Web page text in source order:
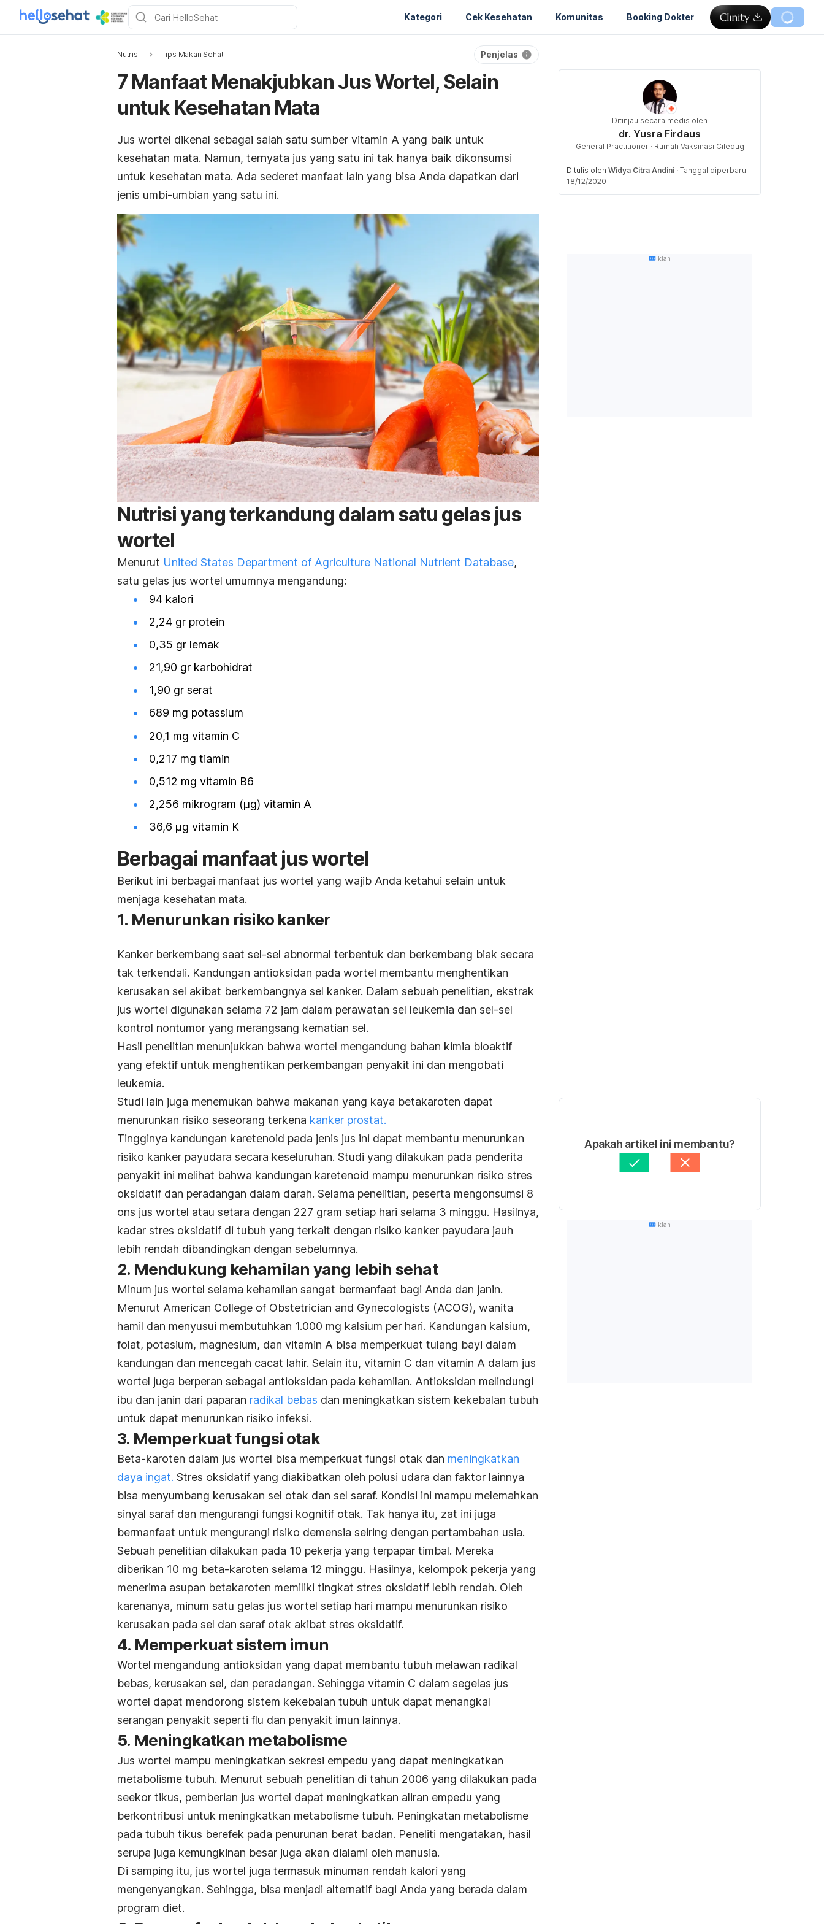
Kategori Cek Kesehatan Komunitas Booking Dokter
Nutrisi Tips Makan Sehat Penjelas
7 Manfaat Menakjubkan Jus Wortel, Selain
untuk Kesehatan Mata
Jus wortel dikenal sebagai salah satu sumber vitamin A yang baik untuk
kesehatan mata. Namun, ternyata jus yang satu ini tak hanya baik dikonsumsi
untuk kesehatan mata. Ada sederet manfaat lain yang bisa Anda dapatkan dari
jenis umbi-umbian yang satu ini.
Nutrisi yang terkandung dalam satu gelas jus
wortel
Menurut United States Department of Agriculture National Nutrient Database,
satu gelas jus wortel umumnya mengandung:
94 kalori
2,24 gr protein
0,35 gr lemak
21,90 gr karbohidrat
1,90 gr serat
689 mg potassium
20,1 mg vitamin C
0,217 mg tiamin
0,512 mg vitamin B6
2,256 mikrogram (μg) vitamin A
36,6 μg vitamin K
Berbagai manfaat jus wortel
Berikut ini berbagai manfaat jus wortel yang wajib Anda ketahui selain untuk
menjaga kesehatan mata.
1. Menurunkan risiko kanker
Kanker berkembang saat sel-sel abnormal terbentuk dan berkembang biak secara
tak terkendali. Kandungan antioksidan pada wortel membantu menghentikan
kerusakan sel akibat berkembangnya sel kanker. Dalam sebuah penelitian, ekstrak
jus wortel digunakan selama 72 jam dalam perawatan sel leukemia dan sel-sel
kontrol nontumor yang merangsang kematian sel.
Hasil penelitian menunjukkan bahwa wortel mengandung bahan kimia bioaktif
yang efektif untuk menghentikan perkembangan penyakit ini dan mengobati
leukemia.
Studi lain juga menemukan bahwa makanan yang kaya betakaroten dapat
menurunkan risiko seseorang terkena kanker prostat.
Tingginya kandungan karetenoid pada jenis jus ini dapat membantu menurunkan
risiko kanker payudara secara keseluruhan. Studi yang dilakukan pada penderita
penyakit ini melihat bahwa kandungan karetenoid mampu menurunkan risiko stres
oksidatif dan peradangan dalam darah. Selama penelitian, peserta mengonsumsi 8
ons jus wortel atau setara dengan 227 gram setiap hari selama 3 minggu. Hasilnya,
kadar stres oksidatif di tubuh yang terkait dengan risiko kanker payudara jauh
lebih rendah dibandingkan dengan sebelumnya.
2. Mendukung kehamilan yang lebih sehat
Minum jus wortel selama kehamilan sangat bermanfaat bagi Anda dan janin.
Menurut American College of Obstetrician and Gynecologists (ACOG), wanita
hamil dan menyusui membutuhkan 1.000 mg kalsium per hari. Kandungan kalsium,
folat, potasium, magnesium, dan vitamin A bisa memperkuat tulang bayi dalam
kandungan dan mencegah cacat lahir. Selain itu, vitamin C dan vitamin A dalam jus
wortel juga berperan sebagai antioksidan pada kehamilan. Antioksidan melindungi
ibu dan janin dari paparan radikal bebas dan meningkatkan sistem kekebalan tubuh
untuk dapat menurunkan risiko infeksi.
3. Memperkuat fungsi otak
Beta-karoten dalam jus wortel bisa memperkuat fungsi otak dan meningkatkan
daya ingat. Stres oksidatif yang diakibatkan oleh polusi udara dan faktor lainnya
bisa menyumbang kerusakan sel otak dan sel saraf. Kondisi ini mampu melemahkan
sinyal saraf dan mengurangi fungsi kognitif otak. Tak hanya itu, zat ini juga
bermanfaat untuk mengurangi risiko demensia seiring dengan pertambahan usia.
Sebuah penelitian dilakukan pada 10 pekerja yang terpapar timbal. Mereka
diberikan 10 mg beta-karoten selama 12 minggu. Hasilnya, kelompok pekerja yang
menerima asupan betakaroten memiliki tingkat stres oksidatif lebih rendah. Oleh
karenanya, minum satu gelas jus wortel setiap hari mampu menurunkan risiko
kerusakan pada sel dan saraf otak akibat stres oksidatif.
4. Memperkuat sistem imun
Wortel mengandung antioksidan yang dapat membantu tubuh melawan radikal
bebas, kerusakan sel, dan peradangan. Sehingga vitamin C dalam segelas jus
wortel dapat mendorong sistem kekebalan tubuh untuk dapat menangkal
serangan penyakit seperti flu dan penyakit imun lainnya.
5. Meningkatkan metabolisme
Jus wortel mampu meningkatkan sekresi empedu yang dapat meningkatkan
metabolisme tubuh. Menurut sebuah penelitian di tahun 2006 yang dilakukan pada
seekor tikus, pemberian jus wortel dapat meningkatkan aliran empedu yang
berkontribusi untuk meningkatkan metabolisme tubuh. Peningkatan metabolisme
pada tubuh tikus berefek pada penurunan berat badan. Peneliti mengatakan, hasil
serupa juga kemungkinan besar juga akan dialami oleh manusia.
Di samping itu, jus wortel juga termasuk minuman rendah kalori yang
mengenyangkan. Sehingga, bisa menjadi alternatif bagi Anda yang berada dalam
program diet.
Ditinjau secara medis oleh
dr. Yusra Firdaus
General Practitioner · Rumah Vaksinasi Ciledug
Ditulis oleh Widya Citra Andini · Tanggal diperbarui
18/12/2020
Iklan
Apakah artikel ini membantu?
Iklan